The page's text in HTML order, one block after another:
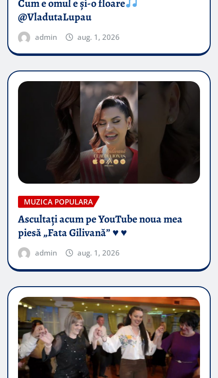
Cum e omul e și-o floare
@VladutaLupau
admin aug. 1, 2026
MUZICA POPULARA
Ascultați acum pe YouTube noua mea
piesă „Fata Gilivană” ♥️ ♥️
admin aug. 1, 2026